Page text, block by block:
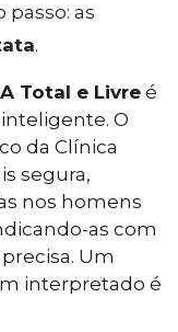
as
.
Total e Livre é
O
da Clínica
segura,
nos homens
as com
Um
interpretado é